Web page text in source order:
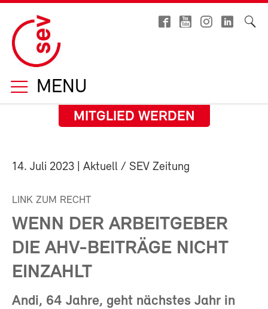
MENU
MITGLIED WERDEN
14. Juli 2023 | Aktuell / SEV Zeitung
LINK ZUM RECHT
WENN DER ARBEITGEBER
DIE AHV-BEITRÄGE NICHT
EINZAHLT
Andi, 64 Jahre, geht nächstes Jahr in